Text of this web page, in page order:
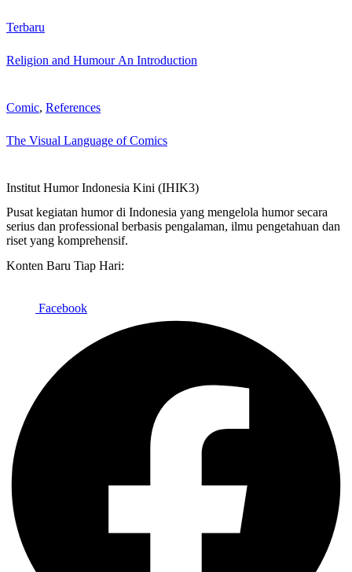
Terbaru
Religion and Humour An Introduction
Comic, References
The Visual Language of Comics
Institut Humor Indonesia Kini (IHIK3)
Pusat kegiatan humor di Indonesia yang mengelola humor secara
serius dan professional berbasis pengalaman, ilmu pengetahuan dan
riset yang komprehensif.
Konten Baru Tiap Hari:
Facebook